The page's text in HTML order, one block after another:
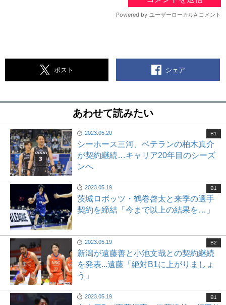
ポスト シェア
あわせて読みたい
2023.05.20
シーホース三河、ベテランの柏木真介
が契約継続…キャリア20年目のシーズ
ンへ
B1
2023.05.19
茨城ロボッツ・鶴巻啓太と来季の選手
契約を締結「今まで以上の結果を…」
B1
2023.05.19
新潟が遠藤善と小池文哉との契約継続
を発表...遠藤「絶対B1に上がりましょ
う」
B2
2023.05.19 B1